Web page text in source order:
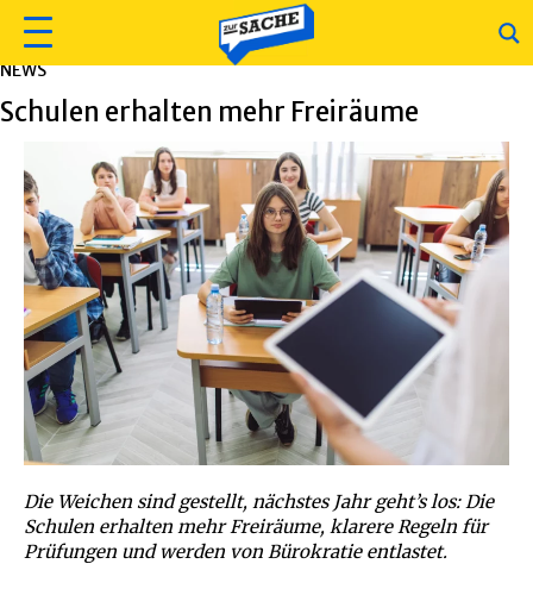
NEWS
Schulen erhalten mehr Freiräume
Die Weichen sind gestellt, nächstes Jahr geht’s los: Die
Schulen erhalten mehr Freiräume, klarere Regeln für
Prüfungen und werden von Bürokratie entlastet.